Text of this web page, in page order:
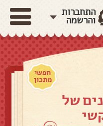
התחברות
והרשמה
חפשי
מתכון
של